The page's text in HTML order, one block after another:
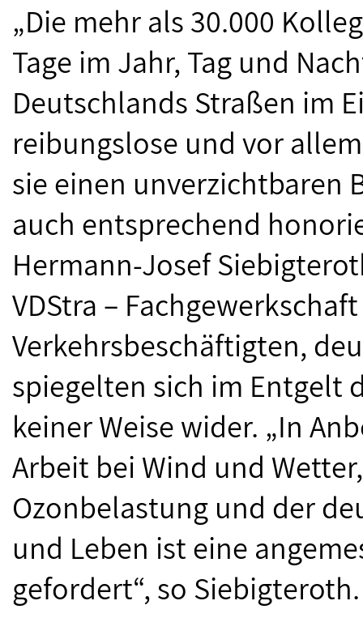
„Die mehr als 30.000
Tage im Jahr, Tag und
Deutschlands Straßen im
reibungslose und vor
sie einen unverzichtbaren
auch entsprechend
Hermann-Josef
VDStra –
Verkehrsbeschäftigten,
spiegelten sich im Entgelt
keiner Weise wider. „In
Arbeit bei Wind und
Ozonbelastung und der
und Leben ist eine
gefordert“, so Siebigteroth.